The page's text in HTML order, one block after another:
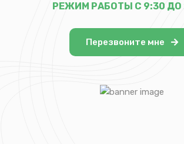
РЕЖИМ РАБОТЫ С 9:30 ДО
Перезвоните мне